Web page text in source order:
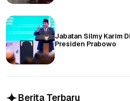
Jabatan Silmy Karim
Presiden Prabowo
Berita Terbaru